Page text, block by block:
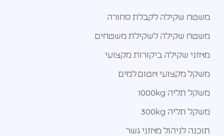
משטח שקילה לקבלת סחורה
משטח שקילה לשקילת משטחים
מאזני שקילה ביקורות מקצועי
משקל מקצועי אטום למים
משקל תליה 1000kg
משקל תליה 300kg
תוכנה לניהול מאזני גשר